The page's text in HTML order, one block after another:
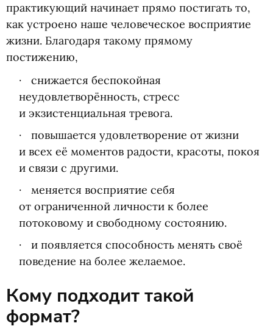
практикующий начинает прямо постигать то,
как устроено наше человеческое восприятие
жизни. Благодаря такому прямому
постижению,
снижается беспокойная
неудовлетворённость, стресс
и экзистенциальная тревога.
повышается удовлетворение от жизни
и всех её моментов радости, красоты, покоя
и связи с другими.
меняется восприятие себя
от ограниченной личности к более
потоковому и свободному состоянию.
и появляется способность менять своё
поведение на более желаемое.
Кому подходит такой
формат?